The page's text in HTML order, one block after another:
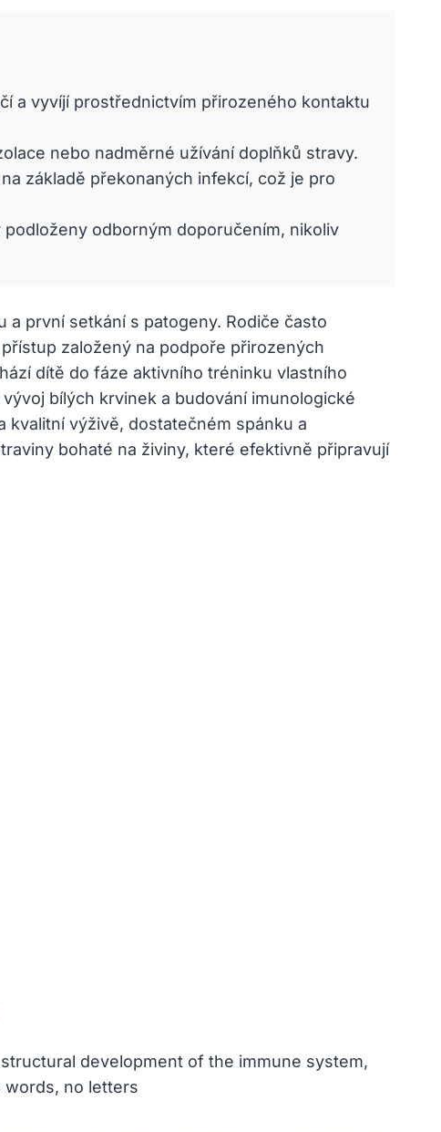
a vyvíjí prostřednictvím přirozeného kontaktu
nebo nadměrné užívání doplňků stravy.
základě překonaných infekcí, což je pro
odborným doporučením, nikoliv
první setkání s patogeny. Rodiče často
založený na podpoře přirozených
dítě do fáze aktivního tréninku vlastního
bílých krvinek a budování imunologické
kvalitní výživě, dostatečném spánku a
bohaté na živiny, které efektivně připravují